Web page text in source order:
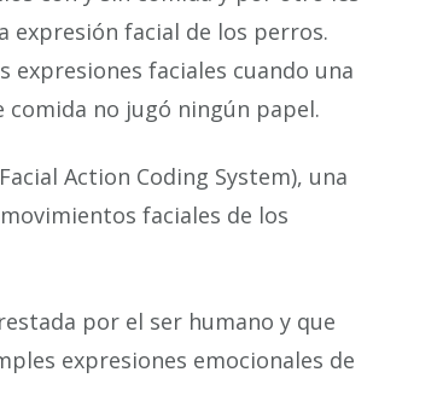
expresión facial de los perros.
expresiones faciales cuando una
no jugó ningún papel.
Action Coding System), una
faciales de los
por el ser humano y que
expresiones emocionales de